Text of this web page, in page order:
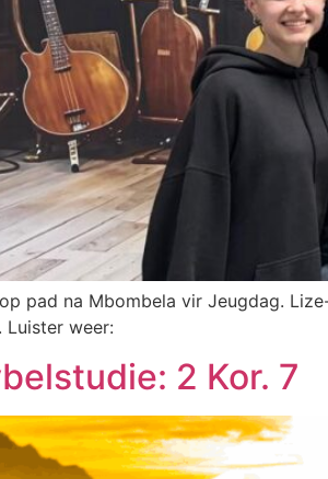
pad na Mbombela vir Jeugdag.
Luister weer:
2 Kor. 7